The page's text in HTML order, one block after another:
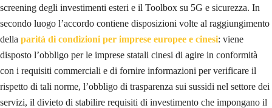
screening degli investimenti esteri e il Toolbox su 5G e sicurezza. In
secondo luogo l’accordo contiene disposizioni volte al raggiungimento
della parità di condizioni per imprese europee e cinesi: viene
disposto l’obbligo per le imprese statali cinesi di agire in conformità
con i requisiti commerciali e di fornire informazioni per verificare il
rispetto di tali norme, l’obbligo di trasparenza sui sussidi nel settore dei
servizi, il divieto di stabilire requisiti di investimento che impongano il